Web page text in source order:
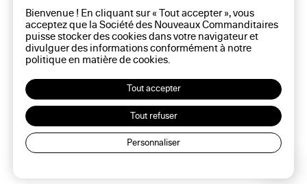
16 rue Rambuteau, 75003 Paris
Plan du site
Aide sur ce site
Gestion des cookies
Politique des cookies
Politique de confidentialité
Mentions légales
Bienvenue ! En cliquant sur « Tout accepter », vous
acceptez que la Société des Nouveaux Commanditaires
puisse stocker des cookies dans votre navigateur et
divulguer des informations conformément à notre
politique en matière decookies.
Tout accepter
Tout refuser
Personnaliser